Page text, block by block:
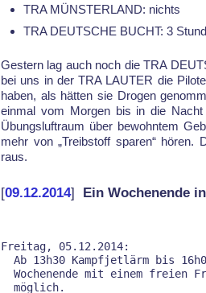
TRA MÜNSTERLAND: nichts
TRA DEUTSCHE BUCHT: 3
Ges­tern lag auch noch die TRA
bei uns in der TRA LAUTER die
ha­ben, als hät­ten sie Dro­gen
ein­mal vom Mor­gen bis in die
Übungs­luftraum über be­wohn­tem
mehr von „Treib­stoff spa­ren“
raus.
[09.12.2014] Ein Wochenende
Freitag, 05.12.2014: